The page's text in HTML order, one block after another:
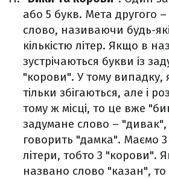
або 5 букв. Мета другого –
слово, називаючи будь-
кількістю літер. Якщо в
зустрічаються букви із
"корови". У тому випадку,
тільки збігаються, але і
тому ж місці, то це вже
задумане слово – "дивак",
говорить "дамка". Маємо 3
літери, тобто 3 "корови".
названо слово "казан", то